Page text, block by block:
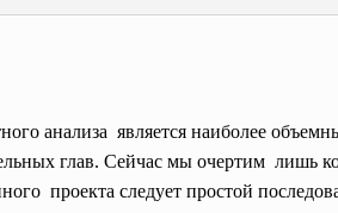
анализа является наиболее
глав. Сейчас мы очертим лишь
проекта следует простой